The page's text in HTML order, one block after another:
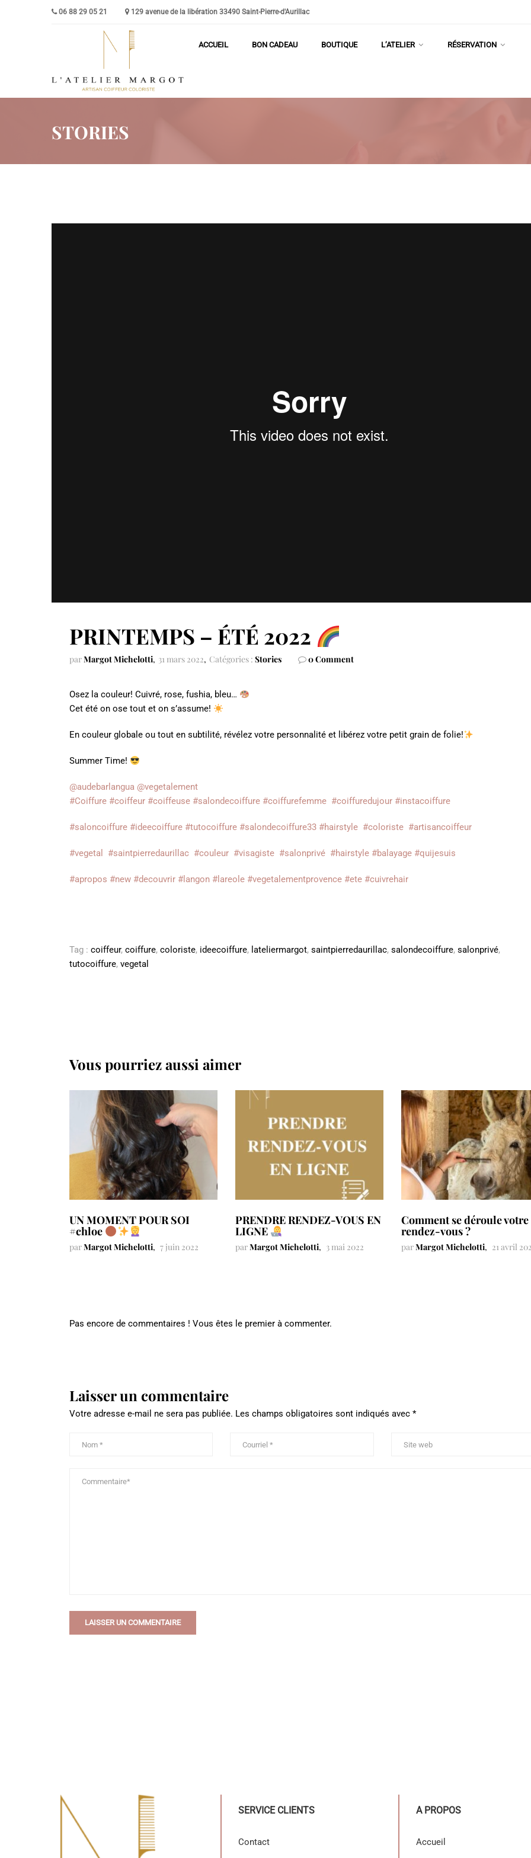
06 88 29 05 21 129 avenue de la libération 33490 Saint-Pierre-d'Aurillac
ACCUEIL BON CADEAU BOUTIQUE L’ATELIER RÉSERVATION
STORIES
PRINTEMPS – ÉTÉ 2022
parMargot Michelotti 31 mars 2022 Catégories : Stories 0 Comment
Osez la couleur! Cuivré, rose, fushia, bleu…
Cet été on ose tout et on s’assume!
En couleur globale ou tout en subtilité, révélez votre personnalité et libérez votre petit grain de folie!
Summer Time!
@audebarlangua @vegetalement
#Coiffure #coiffeur #coiffeuse #salondecoiffure #coiffurefemme #coiffuredujour #instacoiffure
#saloncoiffure #ideecoiffure #tutocoiffure #salondecoiffure33 #hairstyle #coloriste #artisancoiffeur
#vegetal #saintpierredaurillac #couleur #visagiste #salonprivé #hairstyle #balayage #quijesuis
#apropos #new #decouvrir #langon #lareole #vegetalementprovence #ete #cuivrehair
Tag : coiffeur, coiffure, coloriste, ideecoiffure, lateliermargot, saintpierredaurillac, salondecoiffure, salonprivé,
tutocoiffure, vegetal
Vous pourriez aussi aimer
UN MOMENT POUR SOI
#chloe
parMargot Michelotti 7 juin 2022
PRENDRE RENDEZ-VOUS EN
LIGNE
parMargot Michelotti 3 mai 2022
Comment se déroule votre
rendez-vous ?
parMargot Michelotti 21 avril
Pas encore de commentaires ! Vous êtes le premier à commenter.
Laisser un commentaire
Votre adresse e-mail ne sera pas publiée. Les champs obligatoires sont indiqués avec *
SERVICE CLIENTS
Contact
A PROPOS
Accueil